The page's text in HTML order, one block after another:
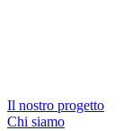
Il nostro progetto
Chi siamo